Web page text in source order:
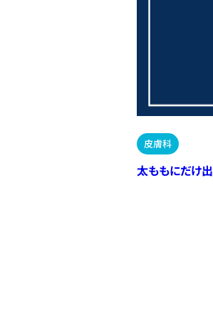
皮膚科
太ももにだけ出